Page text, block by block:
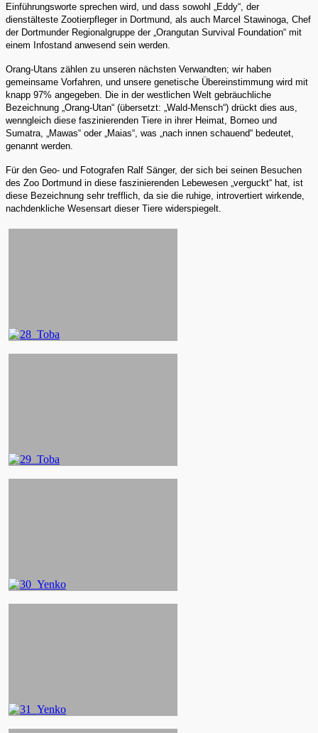
Einführungsworte sprechen wird, und dass sowohl „Eddy“, der
dienstälteste Zootierpfleger in Dortmund, als auch Marcel Stawinoga, Chef
der Dortmunder Regionalgruppe der „Orangutan Survival Foundation“ mit
einem Infostand anwesend sein werden.
Orang-Utans zählen zu unseren nächsten Verwandten; wir haben
gemeinsame Vorfahren, und unsere genetische Übereinstimmung wird mit
knapp 97% angegeben. Die in der westlichen Welt gebräuchliche
Bezeichnung „Orang-Utan“ (übersetzt: „Wald-Mensch“) drückt dies aus,
wenngleich diese faszinierenden Tiere in ihrer Heimat, Borneo und
Sumatra, „Mawas“ oder „Maias“, was „nach innen schauend“ bedeutet,
genannt werden.
Für den Geo- und Fotografen Ralf Sänger, der sich bei seinen Besuchen
des Zoo Dortmund in diese faszinierenden Lebewesen „verguckt“ hat, ist
diese Bezeichnung sehr trefflich, da sie die ruhige, introvertiert wirkende,
nachdenkliche Wesensart dieser Tiere widerspiegelt.